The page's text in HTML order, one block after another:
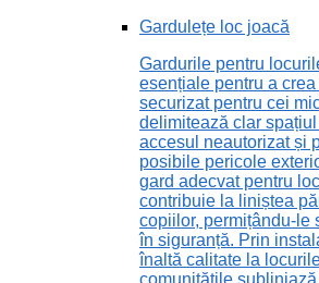
Gardulețe loc joacă
Gardurile pentru
esențiale pentru a
securizat pentru cei
delimitează clar
accesul neautorizat și
posibile pericole
gard adecvat pentru
contribuie la liniștea
copiilor, permițându-le
în siguranță. Prin
înaltă calitate la
comunitățile